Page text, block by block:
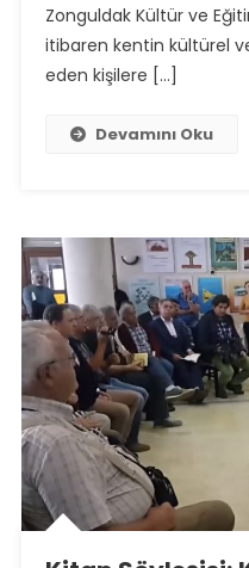
Zonguldak Kültür ve
itibaren kentin kültürel
eden kişilere […]
Devamını Oku